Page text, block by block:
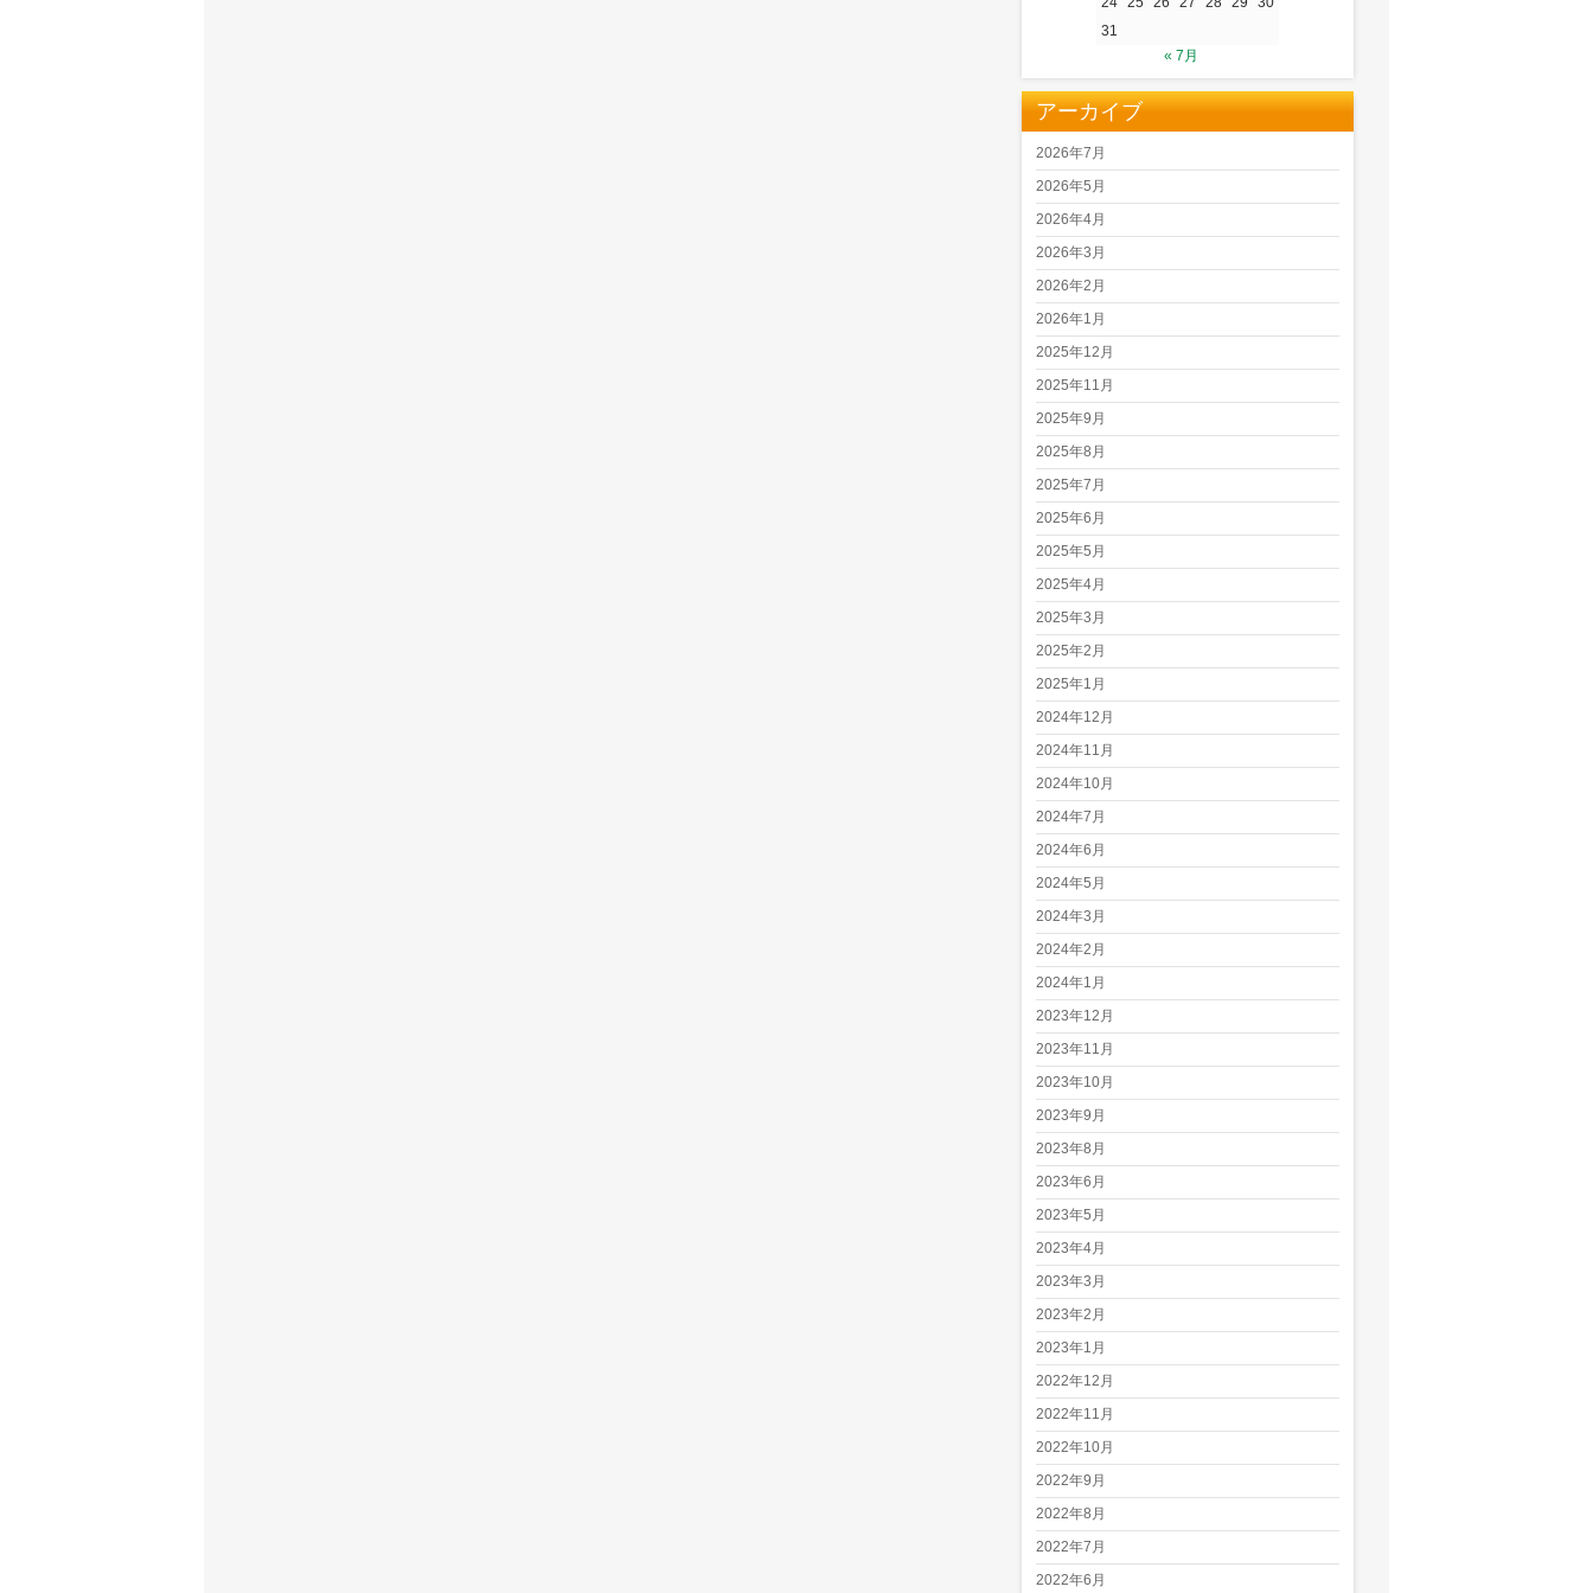
31
« 7月
アーカイブ
2026年7月
2026年5月
2026年4月
2026年3月
2026年2月
2026年1月
2025年12月
2025年11月
2025年9月
2025年8月
2025年7月
2025年6月
2025年5月
2025年4月
2025年3月
2025年2月
2025年1月
2024年12月
2024年11月
2024年10月
2024年7月
2024年6月
2024年5月
2024年3月
2024年2月
2024年1月
2023年12月
2023年11月
2023年10月
2023年9月
2023年8月
2023年6月
2023年5月
2023年4月
2023年3月
2023年2月
2023年1月
2022年12月
2022年11月
2022年10月
2022年9月
2022年8月
2022年7月
2022年6月